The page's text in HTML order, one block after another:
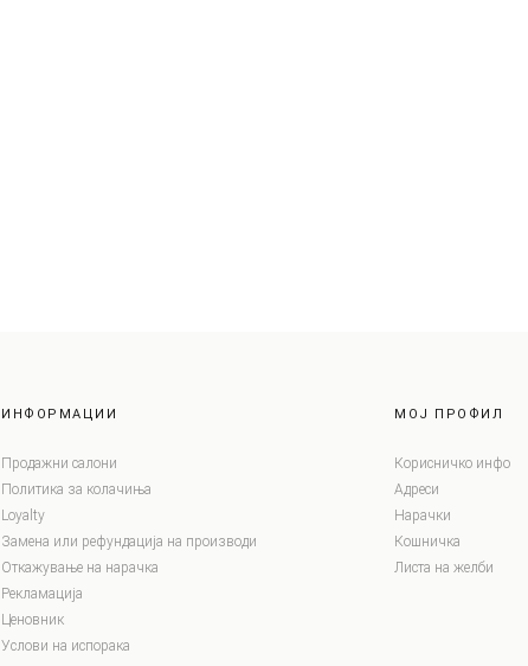
ИНФОРМАЦИИ
Продажни салони
Политика за колачиња
Loyalty
Замена или рефундација на производи
Откажување на нарачка
Рекламација
Ценовник
Услови на испорака
МОЈ ПРОФИЛ
Корисничко инфо
Адреси
Нарачки
Кошничка
Листа на желби